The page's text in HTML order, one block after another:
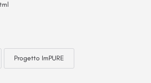
Progetto ImPURE